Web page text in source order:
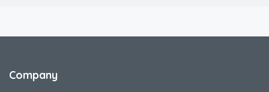
Company